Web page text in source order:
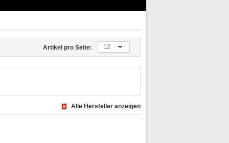
Artikel pro Seite: 12
Alle Hersteller anzeigen